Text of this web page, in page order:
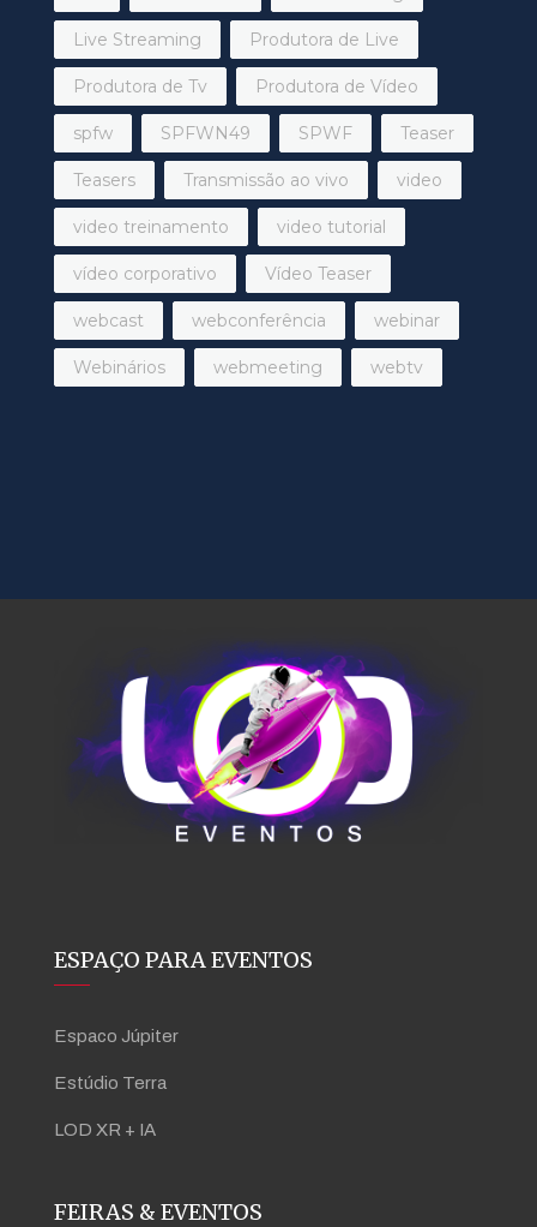
Live Streaming Produtora de Live
Produtora de Tv Produtora de Vídeo
spfw SPFWN49 SPWF Teaser
Teasers Transmissão ao vivo video
video treinamento video tutorial
vídeo corporativo Vídeo Teaser
webcast webconferência webinar
Webinários webmeeting webtv
ESPAÇO PARA EVENTOS
Espaco Júpiter
Estúdio Terra
LOD XR + IA
FEIRAS & EVENTOS